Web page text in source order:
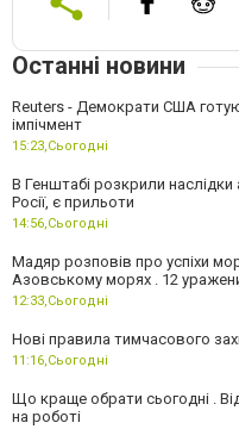
Останні новини
Reuters - Демократи США
імпічмент
15:23,Сьогодні
В Генштабі розкрили
Росії, є прильоти
14:56,Сьогодні
Мадяр розповів про успіхи
Азовському морях . 12
12:33,Сьогодні
Нові правила тимчасового
11:16,Сьогодні
Що краще обрати сьогодні .
на роботі